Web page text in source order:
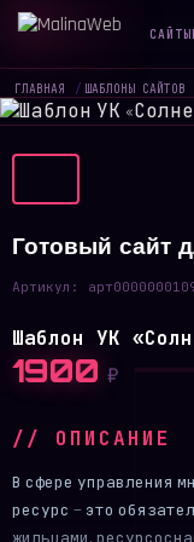
САЙТЫ
ГЛАВНАЯ / ШАБЛОНЫ САЙТОВ
Готовый сайт
Артикул:
Шаблон УК
1900 ₽
// ОПИСАНИЕ
В сфере управления
ресурс — это